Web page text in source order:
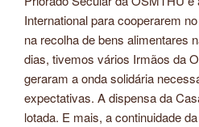
International para cooperarem
na recolha de bens alimentares
dias, tivemos vários Irmãos da
geraram a onda solidária
expectativas. A dispensa da
lotada. E mais, a continuidade